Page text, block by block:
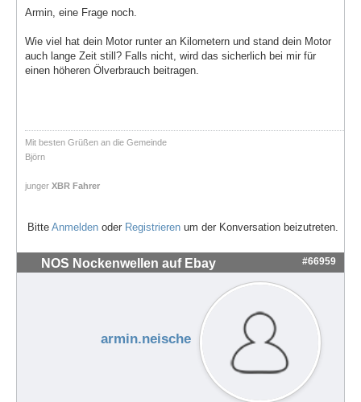
Armin, eine Frage noch.
Wie viel hat dein Motor runter an Kilometern und stand dein Motor
auch lange Zeit still? Falls nicht, wird das sicherlich bei mir für
einen höheren Ölverbrauch beitragen.
Mit besten Grüßen an die Gemeinde
Björn
junger XBR Fahrer
Bitte Anmelden oder Registrieren um der Konversation beizutreten.
NOS Nockenwellen auf Ebay #66959
armin.neische